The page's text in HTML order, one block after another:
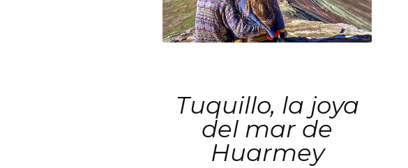
Tuquillo, la joya
del mar de
Huarmey